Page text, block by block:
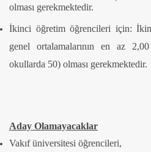
olması gerekmektedir.
İkinci öğretim öğrencileri için:
genel ortalamalarının en az
okullarda 50) olması gerekmektedir.
Aday Olamayacaklar
Vakıf üniversitesi öğrencileri,